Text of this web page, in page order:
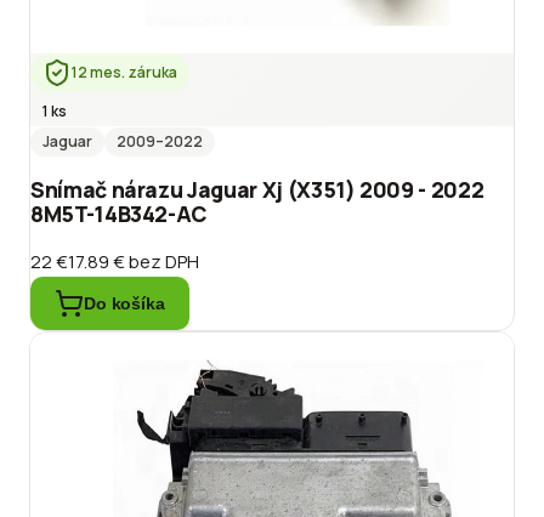
12 mes. záruka
1 ks
Jaguar
2009–2022
Snímač nárazu Jaguar Xj (X351) 2009 - 2022
8M5T-14B342-AC
22 €17.89 €bez DPH
Do košíka